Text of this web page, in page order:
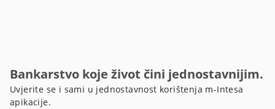
Bankarstvo koje život čini jednostavnijim.
Uvjerite se i sami u jednostavnost korištenja m-Intesa
apikacije.